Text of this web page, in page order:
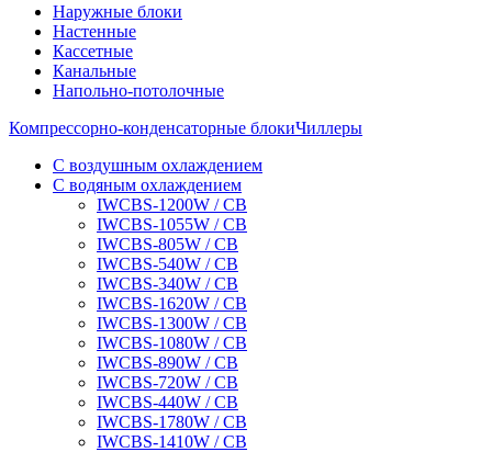
Наружные блоки
Настенные
Кассетные
Канальные
Напольно-потолочные
Компрессорно-конденсаторные блокиЧиллеры
С воздушным охлаждением
С водяным охлаждением
IWCBS-1200W / CB
IWCBS-1055W / CB
IWCBS-805W / CB
IWCBS-540W / CB
IWCBS-340W / CB
IWCBS-1620W / CB
IWCBS-1300W / CB
IWCBS-1080W / CB
IWCBS-890W / CB
IWCBS-720W / CB
IWCBS-440W / CB
IWCBS-1780W / CB
IWCBS-1410W / CB